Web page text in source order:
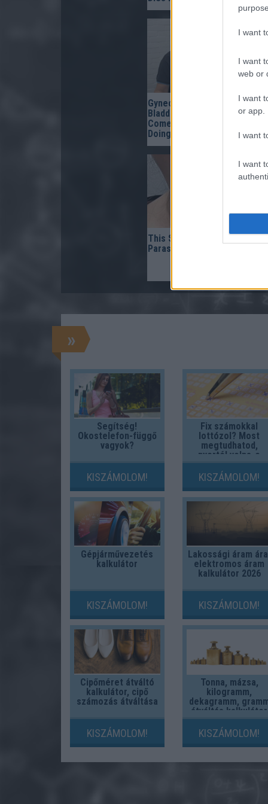
I want
I want
web or
I want
or app.
I want
I want
Gynecologist in Columbus:
Bladder Leakage After 50
Comes Down to 1 Thing (Stop
Doing This)
This Simple Trick Removes All
Parasites From Your Body!
»
Segítség!
Okostelefon-függő
vagyok?
KISZÁMOLOM!
Fix számokkal
lottózol? Most
megtudhatod,
nyertél volna-e
valaha!
KISZÁMOLOM!
Gépjárművezetés
kalkulátor
KISZÁMOLOM!
Lakossági áram
elektromos áram
kalkulátor 2026
KISZÁMOLOM!
Cipőméret átváltó
kalkulátor, cipő
számozás átváltása
KISZÁMOLOM!
Tonna, mázsa,
kilogramm,
dekagramm,
átváltás kalkulátor
KISZÁMOLOM!